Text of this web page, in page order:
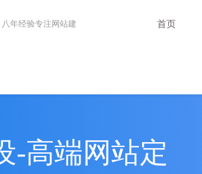
八年经验专注网站建 首页
-高端网站定